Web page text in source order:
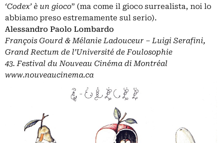
‘Codex’ è un gioco” (ma come il gioco surrealista, noi lo
abbiamo preso estremamente sul serio).
Alessandro Paolo Lombardo
François Gourd & Mélanie Ladouceur – Luigi Serafini,
Grand Rectum de l’Université de Foulosophie
43. Festival du Nouveau Cinéma di Montréal
www.nouveaucinema.ca